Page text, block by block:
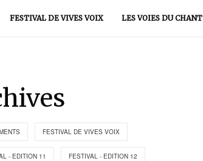
FESTIVAL DE VIVES VOIX LES VOIES DU CHANT
FESTIVAL DE VIVES VOIX
- EDITION 11 FESTIVAL - EDITION 12